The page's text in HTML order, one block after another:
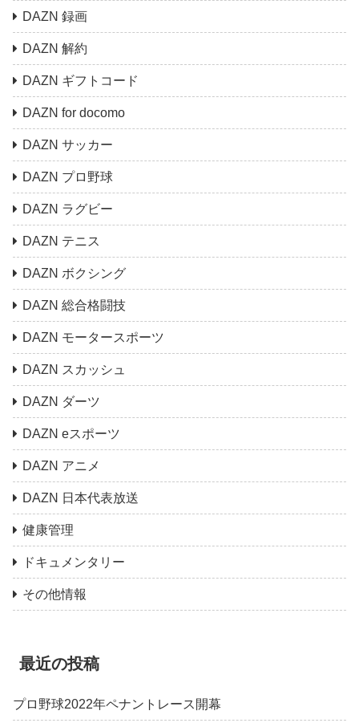
DAZN 録画
DAZN 解約
DAZN ギフトコード
DAZN for docomo
DAZN サッカー
DAZN プロ野球
DAZN ラグビー
DAZN テニス
DAZN ボクシング
DAZN 総合格闘技
DAZN モータースポーツ
DAZN スカッシュ
DAZN ダーツ
DAZN eスポーツ
DAZN アニメ
DAZN 日本代表放送
健康管理
ドキュメンタリー
その他情報
最近の投稿
プロ野球2022年ペナントレース開幕